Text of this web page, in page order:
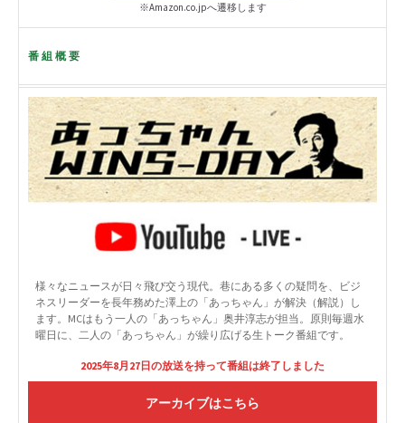
※Amazon.co.jpへ遷移します
番組概要
様々なニュースが日々飛び交う現代。巷にある多くの疑問を、ビジ
ネスリーダーを長年務めた澤上の「あっちゃん」が解決（解説）し
ます。MCはもう一人の「あっちゃん」奥井淳志が担当。原則毎週水
曜日に、二人の「あっちゃん」が繰り広げる生トーク番組です。
2025年8月27日の放送を持って番組は終了しました
アーカイブはこちら